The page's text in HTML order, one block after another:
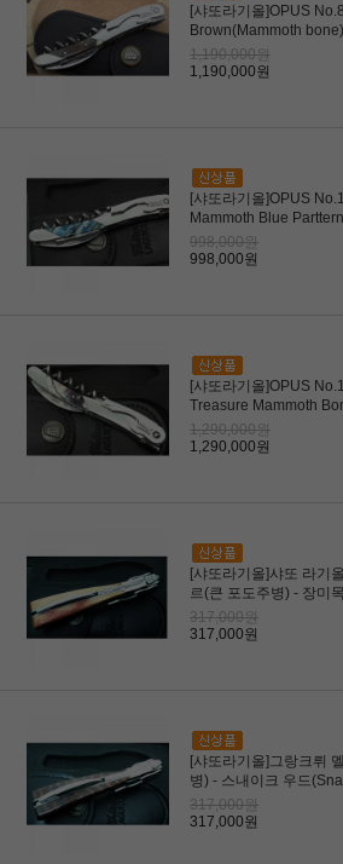
[샤또라기올]OPUS
Brown(Mammoth bone)
1,190,000원
1,190,000원
[샤또라기올]OPUS
Mammoth Blue Parttern
998,000원
998,000원
[샤또라기올]OPUS
Treasure Mammoth
1,290,000원
1,290,000원
[샤또라기올]샤또 라기
르(큰 포도주병) - 장미
317,000원
317,000원
[샤또라기올]그랑크뤼
병) - 스내이크 우드
317,000원
317,000원